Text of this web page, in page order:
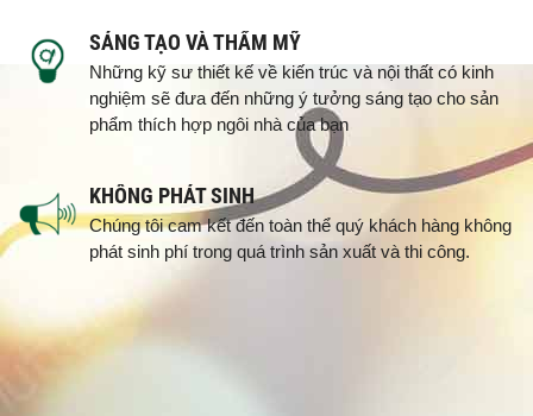
SÁNG TẠO VÀ THẨM MỸ
Những kỹ sư thiết kế về kiến trúc và nội thất có kinh
nghiệm sẽ đưa đến những ý tưởng sáng tạo cho sản
phẩm thích hợp ngôi nhà của bạn
KHÔNG PHÁT SINH
Chúng tôi cam kết đến toàn thể quý khách hàng không
phát sinh phí trong quá trình sản xuất và thi công.